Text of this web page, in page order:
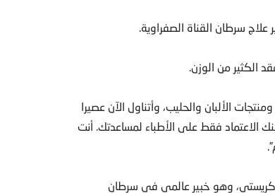
سرطان القناة الصفراوية.
الكثير من الوزن.
الألبان والحليب، وأتناول الآن عصيرا
الاعتماد فقط على الأطباء لمساعدتك. أنت
كريستي، وهو خبير عالمي في سرطان